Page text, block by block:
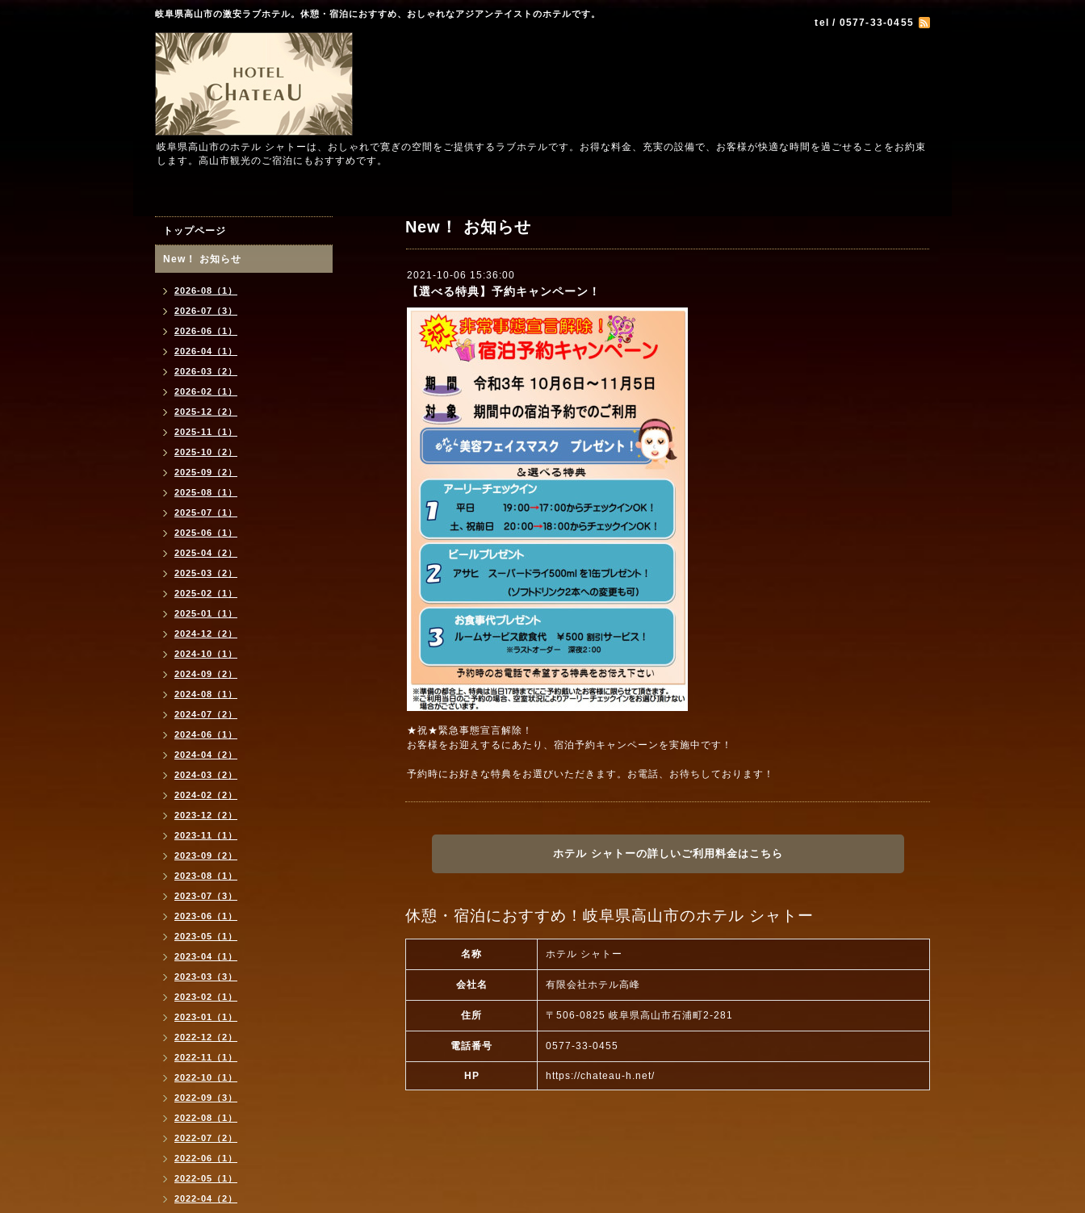
tel / 0577-33-0455
岐阜県高山市の激安ラブホテル。休憩・宿泊におすすめ、おしゃれなアジアンテイストのホテルです。
岐阜県高山市のホテル シャトーは、おしゃれで寛ぎの空間をご提供するラブホテルです。お得な料金、充実の設備で、お客様が快適な時間を過ごせることをお約束
します。高山市観光のご宿泊にもおすすめです。
New！ お知らせ
2021-10-06 15:36:00
【選べる特典】予約キャンペーン！
★祝★緊急事態宣言解除！
お客様をお迎えするにあたり、宿泊予約キャンペーンを実施中です！
予約時にお好きな特典をお選びいただきます。お電話、お待ちしております！
ホテル シャトーの詳しいご利用料金はこちら
休憩・宿泊におすすめ！岐阜県高山市のホテル シャトー
名称 ホテル シャトー
会社名 有限会社ホテル高峰
住所 〒506-0825 岐阜県高山市石浦町2-281
電話番号 0577-33-0455
HP https://chateau-h.net/
トップページ
New！ お知らせ
2026-08（1）
2026-07（3）
2026-06（1）
2026-04（1）
2026-03（2）
2026-02（1）
2025-12（2）
2025-11（1）
2025-10（2）
2025-09（2）
2025-08（1）
2025-07（1）
2025-06（1）
2025-04（2）
2025-03（2）
2025-02（1）
2025-01（1）
2024-12（2）
2024-10（1）
2024-09（2）
2024-08（1）
2024-07（2）
2024-06（1）
2024-04（2）
2024-03（2）
2024-02（2）
2023-12（2）
2023-11（1）
2023-09（2）
2023-08（1）
2023-07（3）
2023-06（1）
2023-05（1）
2023-04（1）
2023-03（3）
2023-02（1）
2023-01（1）
2022-12（2）
2022-11（1）
2022-10（1）
2022-09（3）
2022-08（1）
2022-07（2）
2022-06（1）
2022-05（1）
2022-04（2）